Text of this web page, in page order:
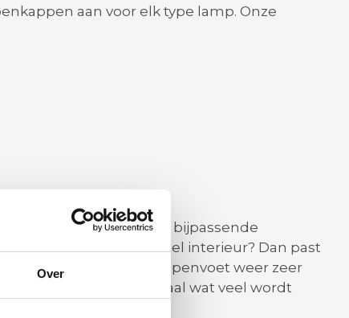
Over
aan voor elk type lamp. Onze
elk type interieur een bijpassende
Heeft u een industrieel interieur? Dan past
een kunststoffen lampenvoet weer zeer
een materiaal wat veel wordt